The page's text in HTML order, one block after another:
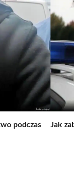
podczas
Jak